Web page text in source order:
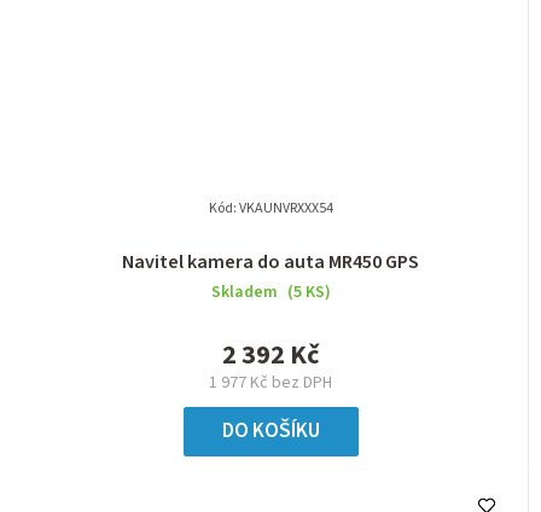
Navitel kamera do auta MR450 GPS
Skladem (5 KS)
1 977 Kč bez DPH
2 392 Kč
DO KOŠÍKU
Kód:VKAUNVRXXX54